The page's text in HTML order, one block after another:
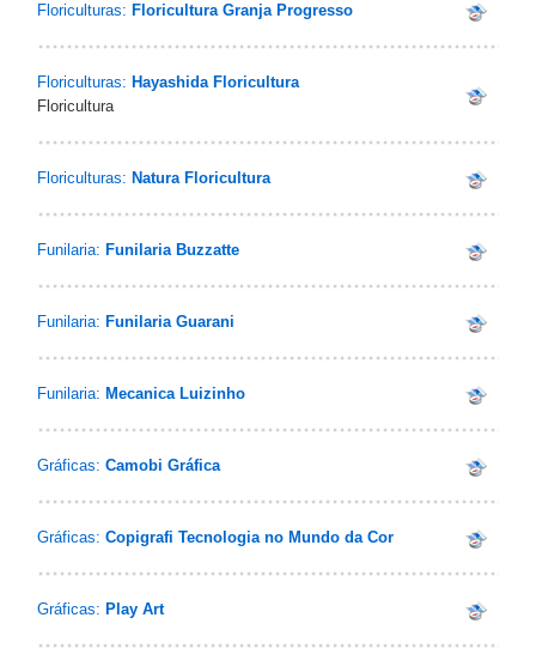
Floriculturas: Floricultura Granja Progresso
Floriculturas: Hayashida Floricultura
Floricultura
Floriculturas: Natura Floricultura
Funilaria: Funilaria Buzzatte
Funilaria: Funilaria Guarani
Funilaria: Mecanica Luizinho
Gráficas: Camobi Gráfica
Gráficas: Copigrafi Tecnologia no Mundo da Cor
Gráficas: Play Art